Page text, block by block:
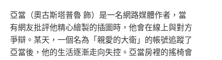
亞當（奧古斯塔普魯 飾）是一名網路媒體作者，當
有網友批評他精心繪製的插圖時，他會在線上與對方
爭辯。某天，一個名為「親愛的大衛」的帳號追蹤了
亞當後，他的生活逐漸走向失控。亞當房裡的搖椅會